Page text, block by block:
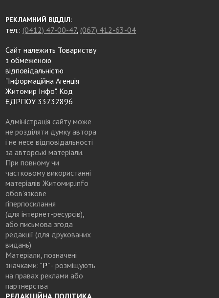
РЕКЛАМНИЙ ВІДДІЛ:
тел.: (0412) 47-00-47, (067) 412-63-04
Сайт належить Товариству
з обмеженою
відповідальністю
"Інформаційна Агенція
Житомир Інфо". Код
ЄДРПОУ 33732896
Адміністрація сайту може
не розділяти думку автора
і не несе відповідальності
за авторські матеріали.
При повному чи
частковому використанні
матеріалів Житомир.info
обов’язкове
гіперпосилання
(для інтернет-ресурсів),
або письмова згода
редакції (для друкованих
видань)
Матеріали, позначені
значками: "Р"- розміщують
на правах реклами або
партнерства
РЕДАКЦІЙНА ПОЛІТИКА